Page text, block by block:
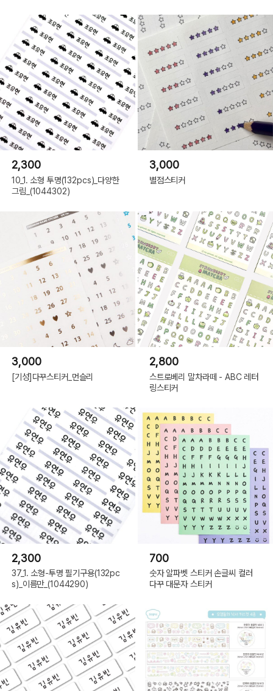
2,300
10_1. 소형 투명(132pcs)_다양한
그림_(1044302)
3,000
별점스티커
3,000
[기성]다꾸스티커_먼슬리
2,800
스트로베리 말차라떼 - ABC 레터
링스티커
2,300
37_1. 소형-투명 필기구용(132pc
s)_이름만_(1044290)
700
숫자 알파벳 스티커 손글씨 컬러
다꾸 대문자 스티커